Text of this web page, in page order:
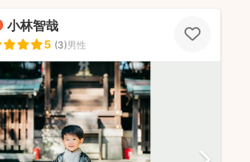
小林智哉
5 (3)男性